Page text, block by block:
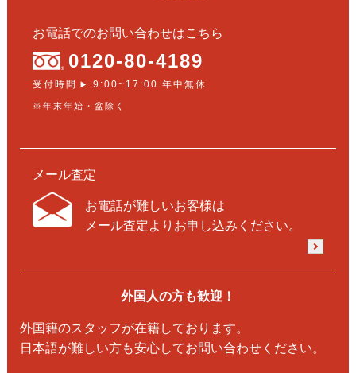
お電話でのお問い合わせはこちら
0120-80-4189
受付時間 ▶ 9:00~17:00 年中無休
※年末年始・盆除く
メール査定
お電話が難しいお客様は
メール査定よりお申し込みください。
外国人の方も歓迎！
外国籍のスタッフが在籍しております。
日本語が難しい方も安心してお問い合わせください。